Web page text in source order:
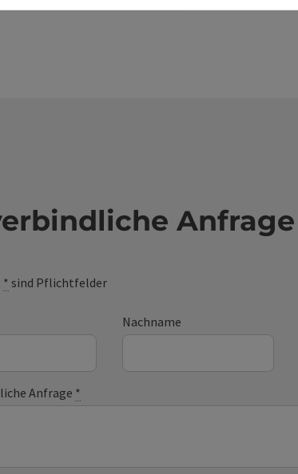
Anfrage
* sind Pflichtfelder
Nachname
Anfrage *